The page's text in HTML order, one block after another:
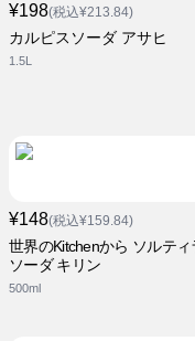
¥198(税込¥213.84)
カルピスソーダ アサヒ
1.5L
¥148(税込¥159.84)
世界のKitchenから ソルティ
ソーダ キリン
500ml